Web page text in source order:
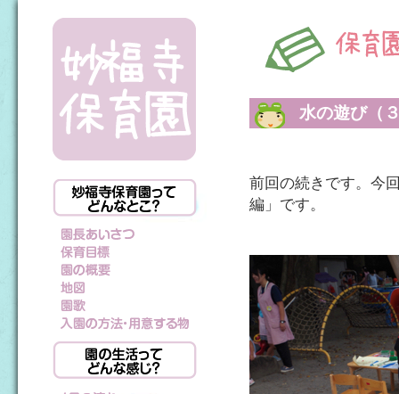
水の遊び（
前回の続きです。今
編」です。